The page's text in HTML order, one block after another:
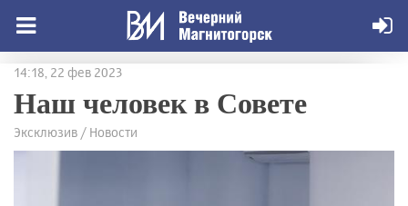
14:18, 22 фев 2023
Наш человек в Совете
Эксклюзив / Новости